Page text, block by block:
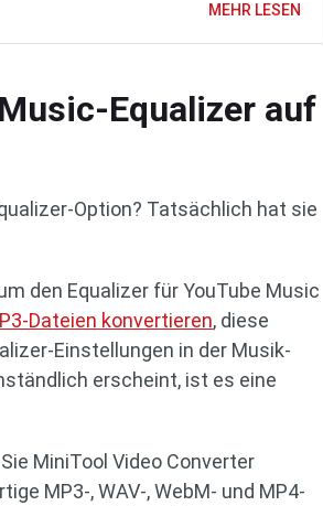
MEHR LESEN
Equalizer auf
Option? Tatsächlich hat sie
den Equalizer für YouTube Music
Dateien konvertieren, diese
Einstellungen in der Musik-
erscheint, ist es eine
MiniTool Video Converter
MP3-, WAV-, WebM- und MP4-